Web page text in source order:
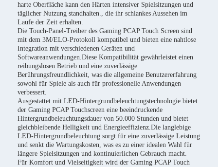
harte Oberfläche kann den Härten intensiver Spielsitzungen und
täglicher Nutzung standhalten., die ihr schlankes Aussehen im
Laufe der Zeit erhalten.
Die Touch-Panel-Treiber des Gaming PCAP Touch Screen sind
mit dem 3M/ELO-Protokoll kompatibel und bieten eine nahtlose
Integration mit verschiedenen Geräten und
Softwareanwendungen.Diese Kompatibilität gewährleistet einen
reibungslosen Betrieb und eine zuverlässige
Berührungsfreundlichkeit, was die allgemeine Benutzererfahrung
sowohl für Spiele als auch für professionelle Anwendungen
verbessert.
Ausgestattet mit LED-Hintergrundbeleuchtungstechnologie bietet
der Gaming PCAP Touchscreen eine beeindruckende
Hintergrundbeleuchtungsdauer von 50.000 Stunden und bietet
gleichbleibende Helligkeit und Energieeffizienz.Die langlebige
LED-Hintergrundbeleuchtung sorgt für eine zuverlässige Leistung
und senkt die Wartungskosten, was es zu einer idealen Wahl für
längere Spielsitzungen und kontinuierlichen Gebrauch macht.
Für Komfort und Vielseitigkeit wird der Gaming PCAP Touch